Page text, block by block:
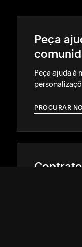
Peça
Peça ajuda à
PROCURAR